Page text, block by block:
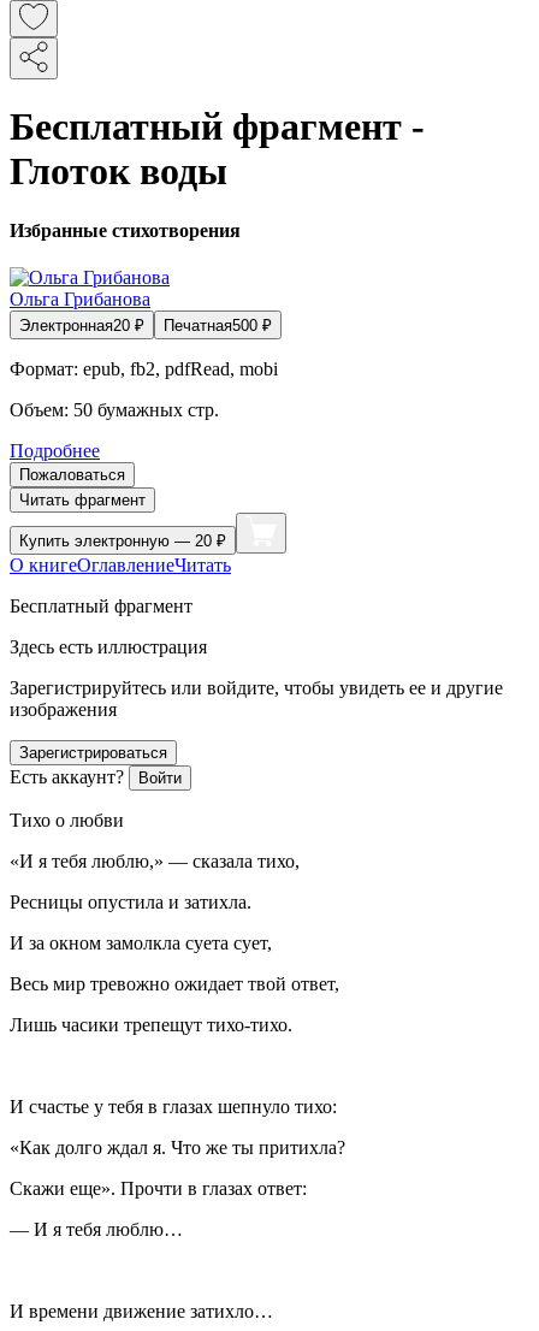
Бесплатный фрагмент -
Глоток воды
Избранные стихотворения
Ольга Грибанова
Электронная20 ₽ Печатная500 ₽
Формат: epub, fb2, pdfRead, mobi
Объем: 50 бумажных стр.
Подробнее
Пожаловаться
Читать фрагмент
Купить электронную — 20 ₽
О книгеОглавлениеЧитать
Бесплатный фрагмент
Здесь есть иллюстрация
Зарегистрируйтесь или войдите, чтобы увидеть ее и другие
изображения
Зарегистрироваться
Есть аккаунт? Войти
Тихо о любви
«И я тебя люблю,» — сказала тихо,
Ресницы опустила и затихла.
И за окном замолкла суета сует,
Весь мир тревожно ожидает твой ответ,
Лишь часики трепещут тихо-тихо.
И счастье у тебя в глазах шепнуло тихо:
«Как долго ждал я. Что же ты притихла?
Скажи еще». Прочти в глазах ответ:
— И я тебя люблю…
И времени движение затихло…